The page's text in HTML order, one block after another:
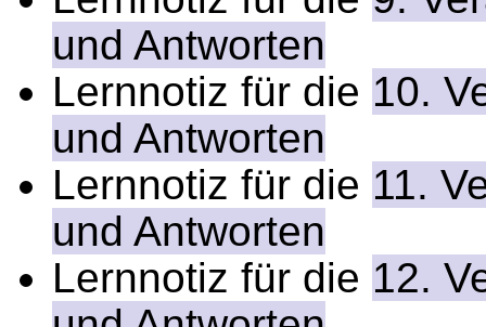
und Antworten
Lernnotiz für die 10.
und Antworten
Lernnotiz für die 11.
und Antworten
Lernnotiz für die 12.